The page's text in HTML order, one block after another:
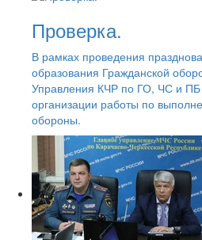
Проверка.
В рамках проведения
образования Гражданской
Управления КЧР по ГО, ЧС и ПБ
организации работы по
обороны.